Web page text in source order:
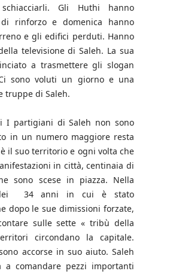
Gli Huthi hanno
rinforzo e domenica hanno
e gli edifici perduti. Hanno
televisione di Saleh. La sua
a trasmettere gli slogan
sono voluti un giorno e una
truppe di Saleh.
I partigiani di Saleh non sono
in un numero maggiore resta
il suo territorio e ogni volta che
in città, centinaia di
sono scese in piazza. Nella
34 anni in cui è stato
dopo le sue dimissioni forzate,
sulle sette « tribù della
circondano la capitale.
accorse in suo aiuto. Saleh
a comandare pezzi importanti